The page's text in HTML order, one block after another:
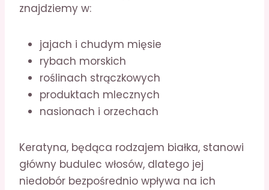
znajdziemy w:
jajach i chudym mięsie
rybach morskich
roślinach strączkowych
produktach mlecznych
nasionach i orzechach
Keratyna, będąca rodzajem białka, stanowi
główny budulec włosów, dlatego jej
niedobór bezpośrednio wpływa na ich